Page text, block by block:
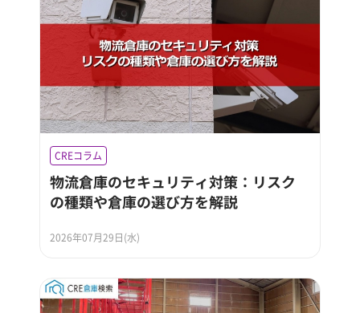
CREコラム
物流倉庫のセキュリティ対策：リスク
の種類や倉庫の選び方を解説
2026年07月29日(水)